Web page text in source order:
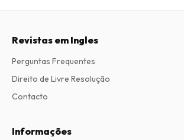
Revistas em Ingles
Perguntas Frequentes
Direito de Livre Resolução
Contacto
Informações